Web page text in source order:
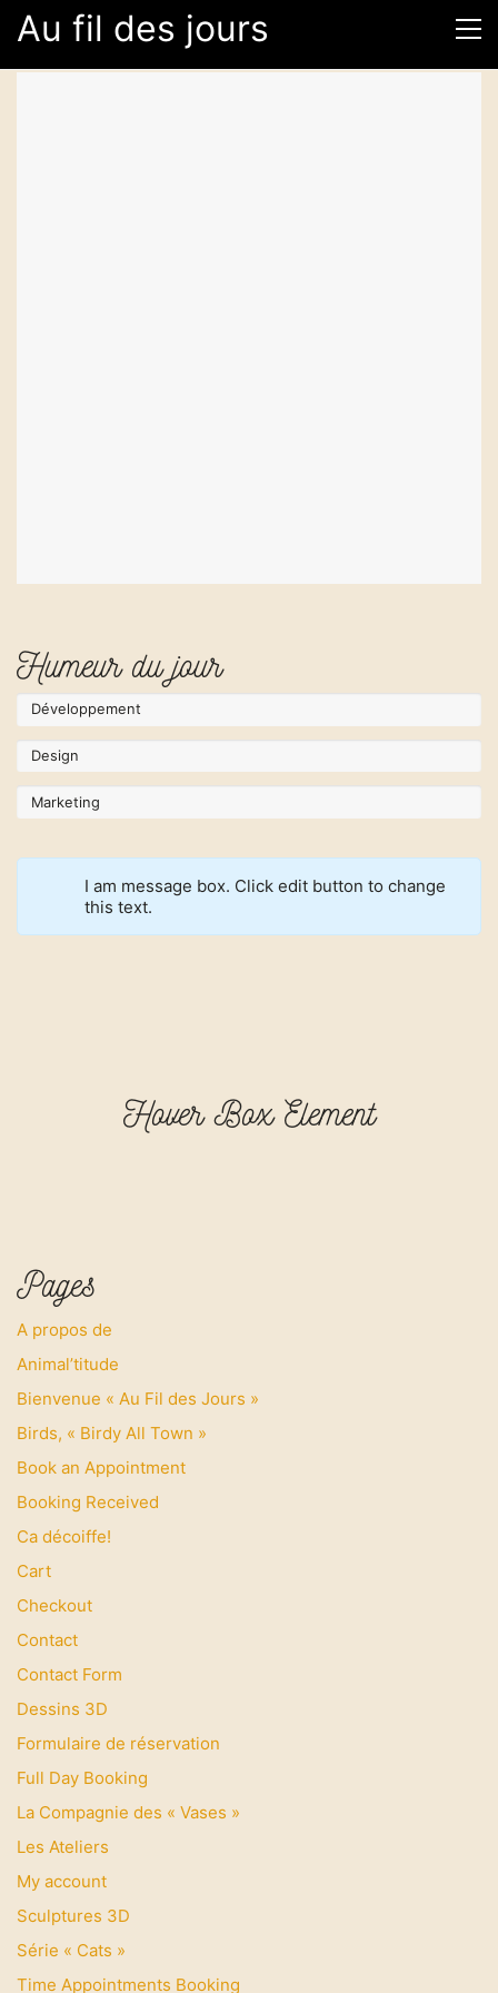
Au fil des jours
localisationGoogleMap
Humeur du jour
Développement
Design
Marketing
I am message box. Click edit button to change
this text.
Hover Box Element
Click edit button to change this text. Lorem ipsum
dolor sit amet, consectetur adipiscing elit. Ut elit
Pages
A propos de
Animal’titude
Bienvenue « Au Fil des Jours »
Birds, « Birdy All Town »
Book an Appointment
Booking Received
Ca décoiffe!
Cart
Checkout
Contact
Contact Form
Dessins 3D
Formulaire de réservation
Full Day Booking
La Compagnie des « Vases »
Les Ateliers
My account
Sculptures 3D
Série « Cats »
Time Appointments Booking
Au fil des Jours
Retrouvez nous à "L'Atelier"
Quartier du Manio
Lorient, Bretagne
FRANCE